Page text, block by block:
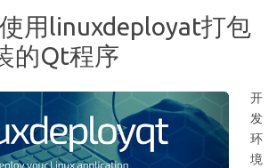
用linuxdeployat打包
的Qt程序
开
发
环
境